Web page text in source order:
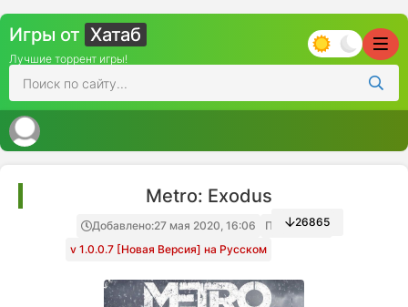
Игры от Хатаб
Лучшие торрент игры!
Metro: Exodus
Добавлено:27 мая 2020, 16:06
Папка игры
v 1.0.0.7 [Новая Версия] на Русском
26865